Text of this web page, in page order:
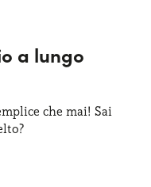
a lungo
che mai! Sai